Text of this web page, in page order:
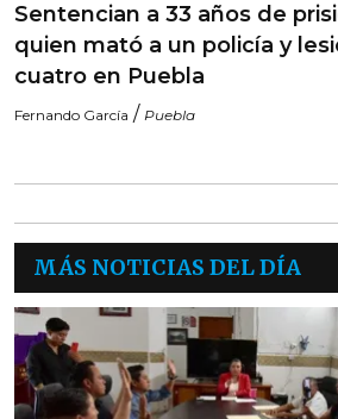
Sentencian a 33 años de
quien mató a un policía y
cuatro en Puebla
Fernando García / Puebla
MÁS NOTICIAS DEL DÍA